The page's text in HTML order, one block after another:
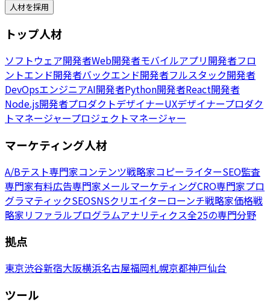
人材を採用
トップ人材
ソフトウェア開発者Web開発者モバイルアプリ開発者フロ
ントエンド開発者バックエンド開発者フルスタック開発者
DevOpsエンジニアAI開発者Python開発者React開発者
Node.js開発者プロダクトデザイナーUXデザイナープロダク
トマネージャープロジェクトマネージャー
マーケティング人材
A/Bテスト専門家コンテンツ戦略家コピーライターSEO監査
専門家有料広告専門家メールマーケティングCRO専門家プロ
グラマティックSEOSNSクリエイターローンチ戦略家価格戦
略家リファラルプログラムアナリティクス全25の専門分野
拠点
東京渋谷新宿大阪横浜名古屋福岡札幌京都神戸仙台
ツール